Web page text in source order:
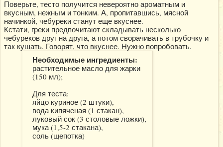
Поверьте, тесто получится невероятно ароматным и
вкусным, нежным и тонким. А, пропитавшись, мясной
начинкой, чебуреки станут еще вкуснее.
Кстати, греки предпочитают складывать несколько
чебуреков друг на друга, а потом сворачивать в трубочку и
так кушать. Говорят, что вкуснее. Нужно попробовать.
Необходимые ингредиенты:
растительное масло для жарки
(150 мл);
Для теста:
яйцо куриное (2 штуки),
вода кипяченая (1 стакан),
луковый сок (3 столовые ложки),
мука (1,5-2 стакана),
соль (щепотка)